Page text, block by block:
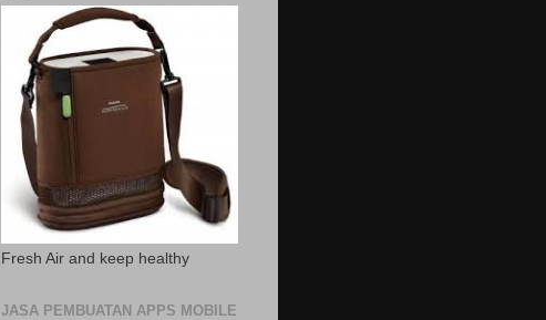
Fresh Air and keep healthy
JASA PEMBUATAN APPS MOBILE